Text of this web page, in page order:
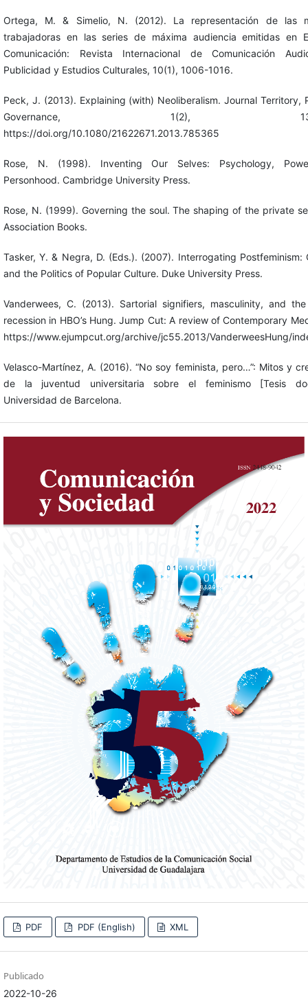
Ortega, M. & Simelio, N. (2012). La representación de las
trabajadoras en las series de máxima audiencia emitidas en
Comunicación: Revista Internacional de Comunicación
Publicidad y Estudios Culturales, 10(1), 1006-1016.
Peck, J. (2013). Explaining (with) Neoliberalism. Journal Territory,
Governance, 1(2), 132-
https://doi.org/10.1080/21622671.2013.785365
Rose, N. (1998). Inventing Our Selves: Psychology,
Personhood. Cambridge University Press.
Rose, N. (1999). Governing the soul. The shaping of the private
Association Books.
Tasker, Y. & Negra, D. (Eds.). (2007). Interrogating Postfeminism:
and the Politics of Popular Culture. Duke University Press.
Vanderwees, C. (2013). Sartorial signifiers, masculinity, and
recession in HBO’s Hung. Jump Cut: A review of Contemporary
https://www.ejumpcut.org/archive/jc55.2013/VanderweesHung/
Velasco-Martínez, A. (2016). “No soy feminista, pero…”: Mitos y
de la juventud universitaria sobre el feminismo [Tesis
Universidad de Barcelona.
PDF PDF (English) XML
Publicado
2022-10-26